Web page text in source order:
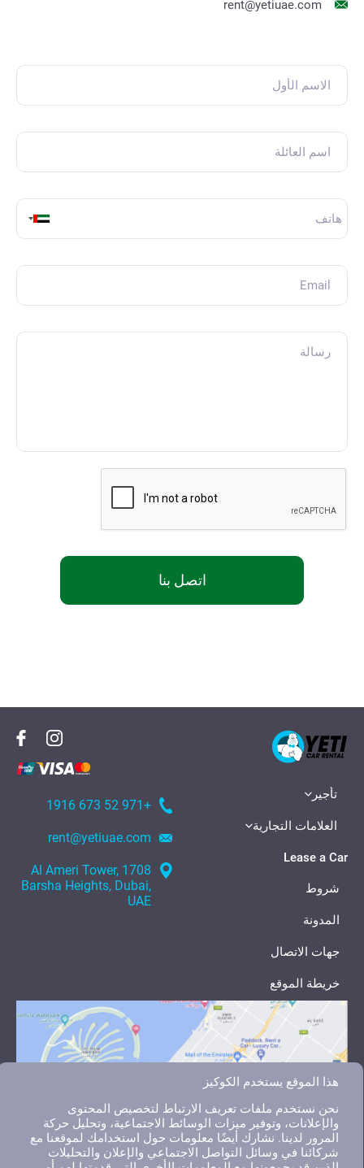
rent@yetiuae.com
اتصل بنا
تأجير
العلامات التجارية
Lease a Car
شروط
المدونة
جهات الاتصال
خريطة الموقع
+971 52 673 1916
rent@yetiuae.com
1708 Al Ameri Tower,
Barsha Heights, Dubai,
UAE
هذا الموقع يستخدم الكوكيز
نحن نستخدم ملفات تعريف الارتباط لتخصيص المحتوى
والإعلانات، وتوفير ميزات الوسائط الاجتماعية، وتحليل حركة
المرور لدينا. نشارك أيضًا معلومات حول استخدامك لموقعنا مع
شركائنا في وسائل التواصل الاجتماعي والإعلان والتحليلات